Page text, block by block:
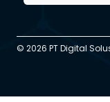
© 2026 PT Digital